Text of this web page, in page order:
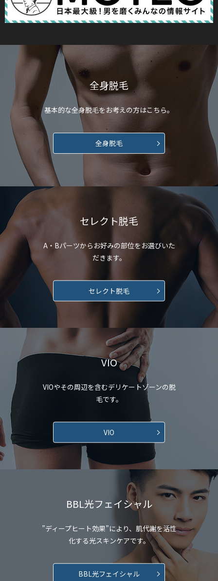
全身脱毛
基本的な全身脱毛をお考えの方はこちら。
全身脱毛
セレクト脱毛
A・Bパーツから お好みの部位をお選びいた
だきます。
セレクト脱毛
VIO
VIOやその周辺を含むデリケートゾーンの脱
毛です。
VIO
BBL光フェイシャル
”ディープヒート効果”により、肌代謝を活性
化する光スキンケアです。
BBL光フェイシャル